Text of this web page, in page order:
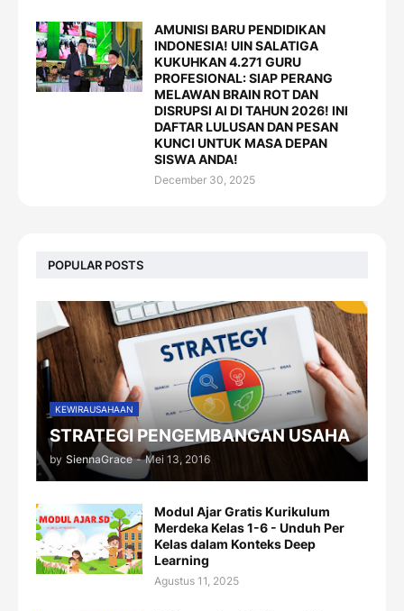
AMUNISI BARU PENDIDIKAN
INDONESIA! UIN SALATIGA
KUKUHKAN 4.271 GURU
PROFESIONAL: SIAP PERANG
MELAWAN BRAIN ROT DAN
DISRUPSI AI DI TAHUN 2026! INI
DAFTAR LULUSAN DAN PESAN
KUNCI UNTUK MASA DEPAN
SISWA ANDA!
December 30, 2025
POPULAR POSTS
KEWIRAUSAHAAN
STRATEGI PENGEMBANGAN USAHA
by SiennaGrace - Mei 13, 2016
Modul Ajar Gratis Kurikulum
Merdeka Kelas 1-6 - Unduh Per
Kelas dalam Konteks Deep
Learning
Agustus 11, 2025